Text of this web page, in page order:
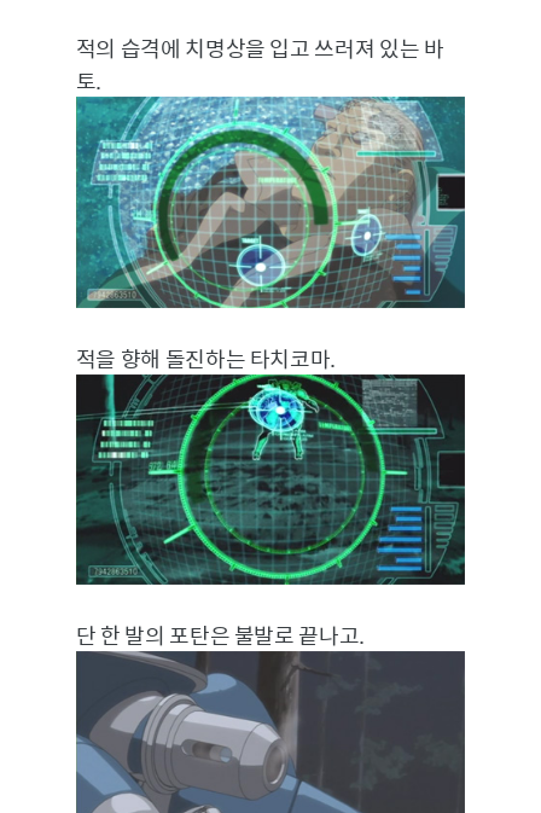
적의 습격에 치명상을 입고 쓰러져 있는 바
토.
적을 향해 돌진하는 타치코마.
단 한 발의 포탄은 불발로 끝나고.